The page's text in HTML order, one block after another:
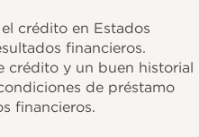
crédito en Estados
financieros.
crédito y un buen historial
de préstamo
financieros.